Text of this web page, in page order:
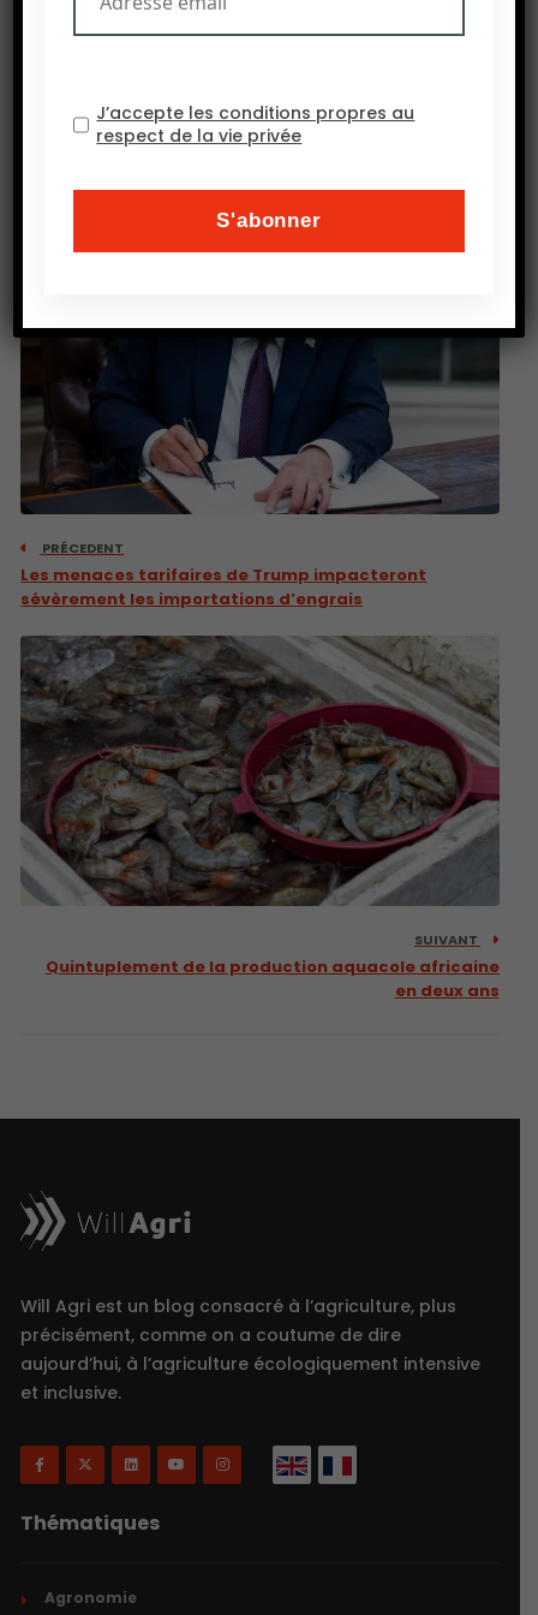
Source : Bloomberg
PRÉCEDENT
Les menaces tarifaires de Trump impacteront
sévèrement les importations d’engrais
SUIVANT
Quintuplement de la production aquacole africaine
en deux ans
Will Agri est un blog consacré à l’agriculture, plus
précisément, comme on a coutume de dire
aujourd’hui, à l’agriculture écologiquement intensive
et inclusive.
Thématiques
Agronomie
J’accepte les conditions propres au
respect de la vie privée